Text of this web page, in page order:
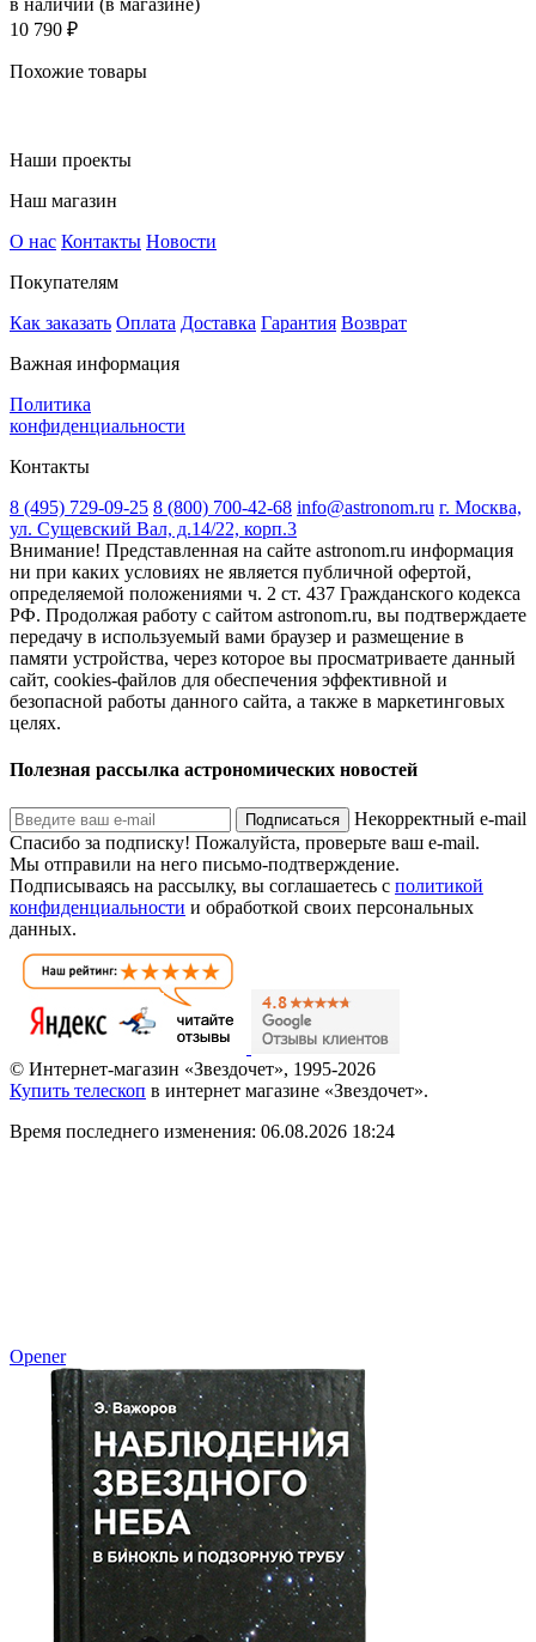
10 790 ₽
Похожие товары
Наши проекты
Наш магазин
О нас Контакты Новости
Покупателям
Как заказать Оплата Доставка Гарантия Возврат
Важная информация
Политика
конфиденциальности
Контакты
8 (495) 729-09-25 8 (800) 700-42-68 info@astronom.ru г. Москва,
ул. Сущевский Вал, д.14/22, корп.3
Внимание! Представленная на сайте astronom.ru информация
ни при каких условиях не является публичной офертой,
определяемой положениями ч. 2 ст. 437 Гражданского кодекса
РФ. Продолжая работу с сайтом astronom.ru, вы подтверждаете
передачу в используемый вами браузер и размещение в
памяти устройства, через которое вы просматриваете данный
сайт, cookies-файлов для обеспечения эффективной и
безопасной работы данного сайта, а также в маркетинговых
целях.
Полезная рассылка астрономических новостей
Подписаться
Некорректный e-mail
Спасибо за подписку! Пожалуйста, проверьте ваш e-mail.
Мы отправили на него письмо-подтверждение.
Подписываясь на рассылку, вы соглашаетесь с политикой
конфиденциальности и обработкой своих персональных
данных.
© Интернет-магазин «Звездочет», 1995-2026
Купить телескоп в интернет магазине «Звездочет».
Время последнего изменения: 06.08.2026 18:24
Opener